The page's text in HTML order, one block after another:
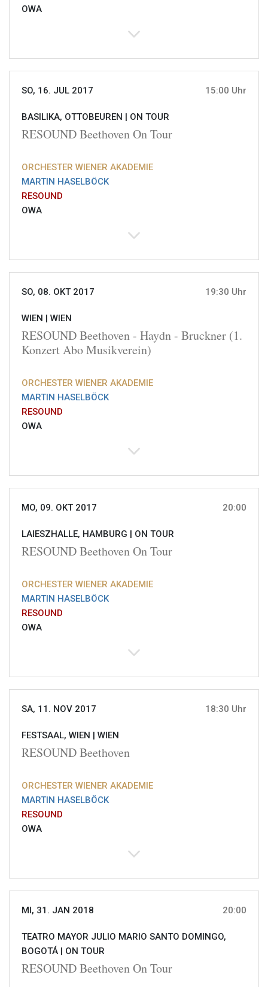
OWA
SO, 16. JUL 2017 15:00 Uhr
BASILIKA, OTTOBEUREN | ON TOUR
RESOUND Beethoven On Tour
ORCHESTER WIENER AKADEMIE
MARTIN HASELBÖCK
RESOUND
OWA
SO, 08. OKT 2017 19:30 Uhr
WIEN | WIEN
RESOUND Beethoven - Haydn - Bruckner (1.
Konzert Abo Musikverein)
ORCHESTER WIENER AKADEMIE
MARTIN HASELBÖCK
RESOUND
OWA
MO, 09. OKT 2017 20:00
LAIESZHALLE, HAMBURG | ON TOUR
RESOUND Beethoven On Tour
ORCHESTER WIENER AKADEMIE
MARTIN HASELBÖCK
RESOUND
OWA
SA, 11. NOV 2017 18:30 Uhr
FESTSAAL, WIEN | WIEN
RESOUND Beethoven
ORCHESTER WIENER AKADEMIE
MARTIN HASELBÖCK
RESOUND
OWA
MI, 31. JAN 2018 20:00
TEATRO MAYOR JULIO MARIO SANTO DOMINGO,
BOGOTÁ | ON TOUR
RESOUND Beethoven On Tour